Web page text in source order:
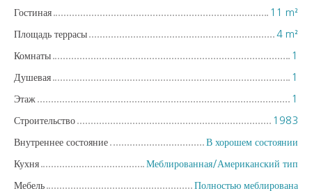
Гостиная 11 m²
Площадь террасы 4 m²
Комнаты 1
Душевая 1
Этаж 1
Строительство 1983
Внутреннее состояние В хорошем состоянии
Кухня Меблированная/Американский тип
Мебель Полностью меблирована